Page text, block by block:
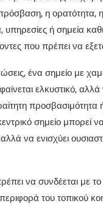
η ορατότητα,
υπηρεσίες ή σημεία
που πρέπει να
ένα σημείο με
ελκυστικό,
προσβασιμότητα
σημείο μπορεί
να ενισχύει
να συνδέεται με το
του τοπικού